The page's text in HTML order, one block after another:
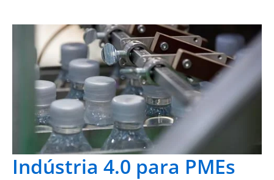
Indústria 4.0 para PMEs